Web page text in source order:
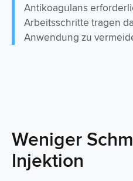
Antikoagulans
Arbeitsschritte tragen
Anwendung zu
Weniger
Injektion